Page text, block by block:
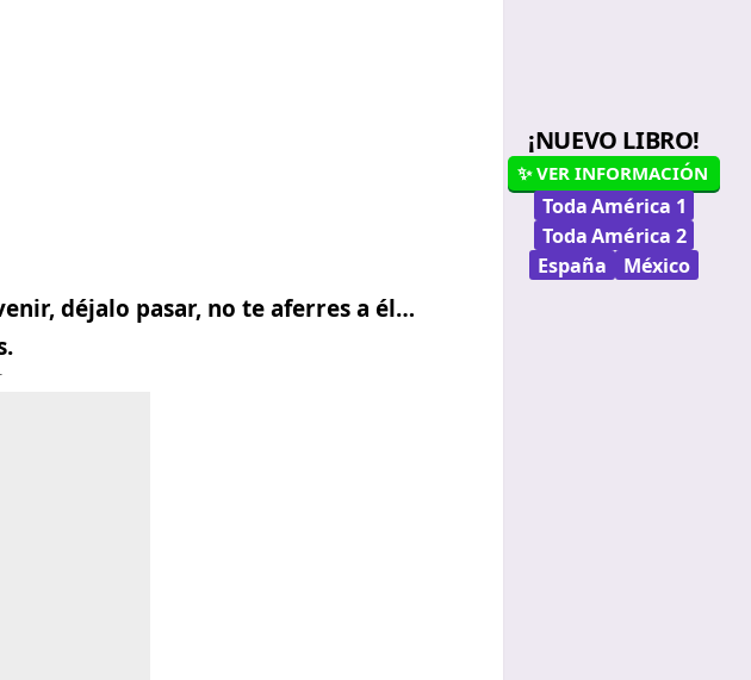
déjalo pasar, no te aferres a él…
¡NUEVO LIBRO!
✨ VER INFORMACIÓN
Toda América 1
Toda América 2
España
México